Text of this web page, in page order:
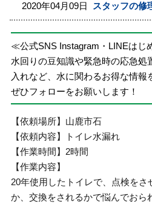
2020年04月09日 スタッフの修
≪公式SNS Instagram・LINEはじ
水回りの豆知識や緊急時の応急処
入れなど、水に関わるお得な情報
ぜひフォローをお願いします！
【依頼場所】山鹿市石
【依頼内容】トイレ水漏れ
【作業時間】2時間
【作業内容】
20年使用したトイレで、点検をさ
か、交換をされるかで悩んでおら